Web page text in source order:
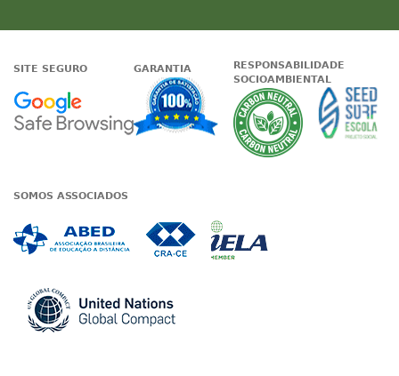
SITE SEGURO
Google - Status do site no
GARANTIA
Garantia de
RESPONSABILIDADE
SOCIOAMBIENTAL
A
SOMOS ASSOCIADOS